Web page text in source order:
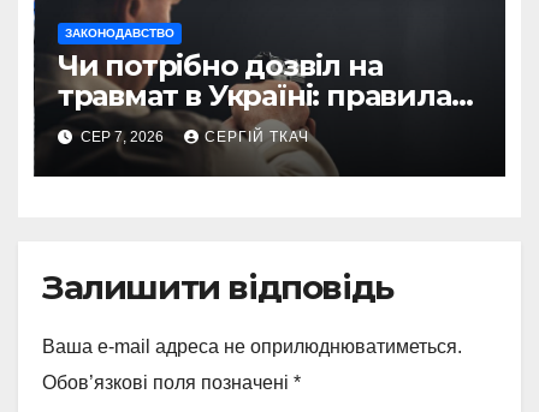
ЗАКОНОДАВСТВО
Чи потрібно дозвіл на
травмат в Україні: правила
2026
СЕР 7, 2026 СЕРГІЙ ТКАЧ
Залишити відповідь
Ваша e-mail адреса не оприлюднюватиметься.
Обов’язкові поля позначені *